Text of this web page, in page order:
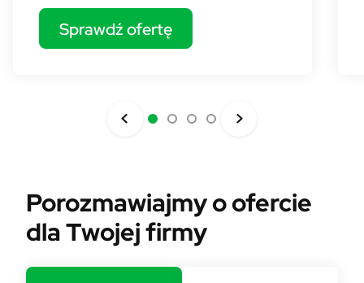
Sprawdź ofertę
Porozmawiajmy o ofercie
dla Twojej firmy